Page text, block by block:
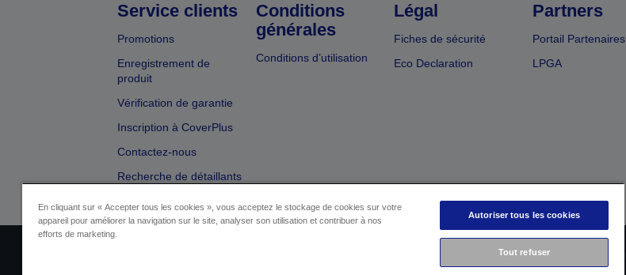
Service clients
Promotions
Enregistrement de
produit
Vérification de garantie
Inscription à CoverPlus
Contactez-nous
Recherche de détaillants
Conditions
générales
Conditions d’utilisation
Légal
Fiches de sécurité
Eco Declaration
Partners
Portail
LPGA
Déclaration de
En cliquant sur « Accepter tous les cookies », vous acceptez le stockage de cookies sur votre
appareil pour améliorer la navigation sur le site, analyser son utilisation et contribuer à nos
efforts de marketing.
Autoriser tous les cookies
Tout refuser